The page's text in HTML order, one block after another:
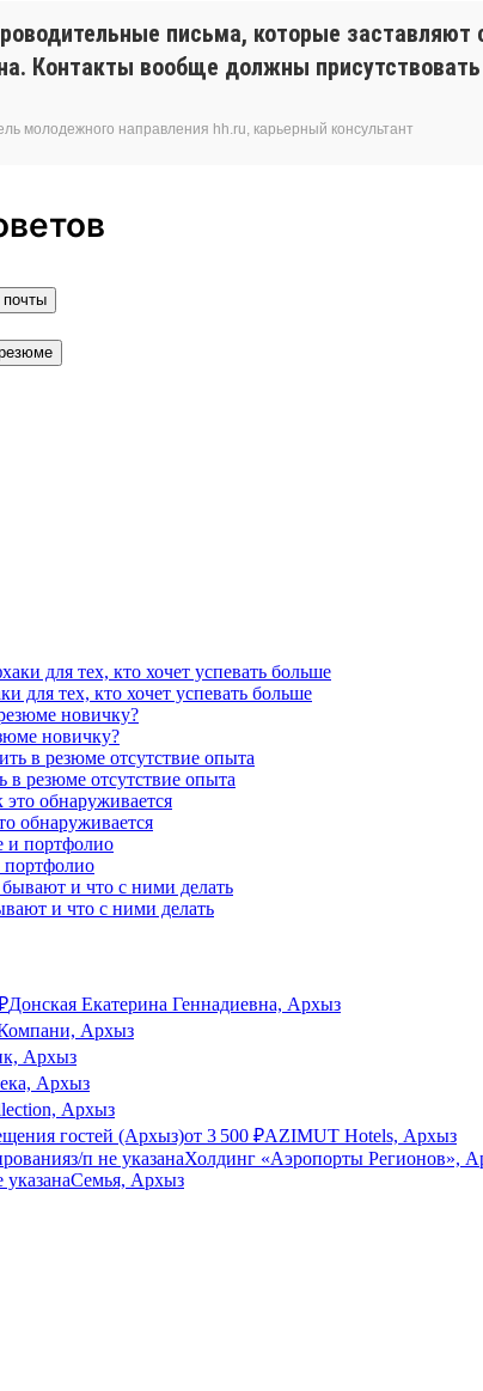
письма, которые заставляют
Контакты вообще должны
молодежного направления hh.ru, карьерный консультант
почты
для тех, кто хочет успевать больше
новичку?
в резюме отсутствие опыта
обнаруживается
портфолио
и что с ними делать
Донская Екатерина Геннадиевна, Архыз
Архыз
Архыз
Архыз
Архыз
гостей (Архыз)от 3 500 ₽AZIMUT Hotels, Архыз
з/п не указанаХолдинг «Аэропорты Регионов»,
указанаСемья, Архыз